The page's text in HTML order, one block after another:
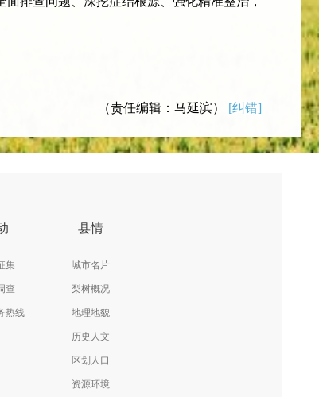
（责任编辑：马延滨） [纠错]
集
查
热线
县情
城市名片
梨树概况
地理地貌
历史人文
区划人口
资源环境